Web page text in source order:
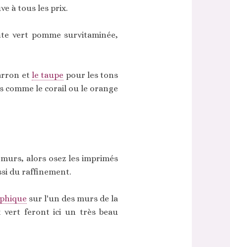
à tous les prix.
vert pomme survitaminée,
etle taupe pour les tons
comme le corail ou le orange
alors osez les imprimés
du raffinement.
sur l'un des murs de la
vert feront ici un très beau